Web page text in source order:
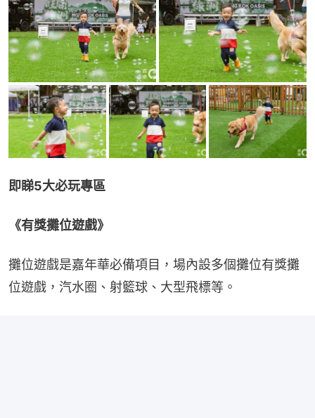
即睇5大必玩專區
《有獎攤位遊戲》
攤位遊戲是嘉年華必備項目，場內設多個攤位有獎攤
位遊戲，汽水圈、射籃球、大型飛標等。